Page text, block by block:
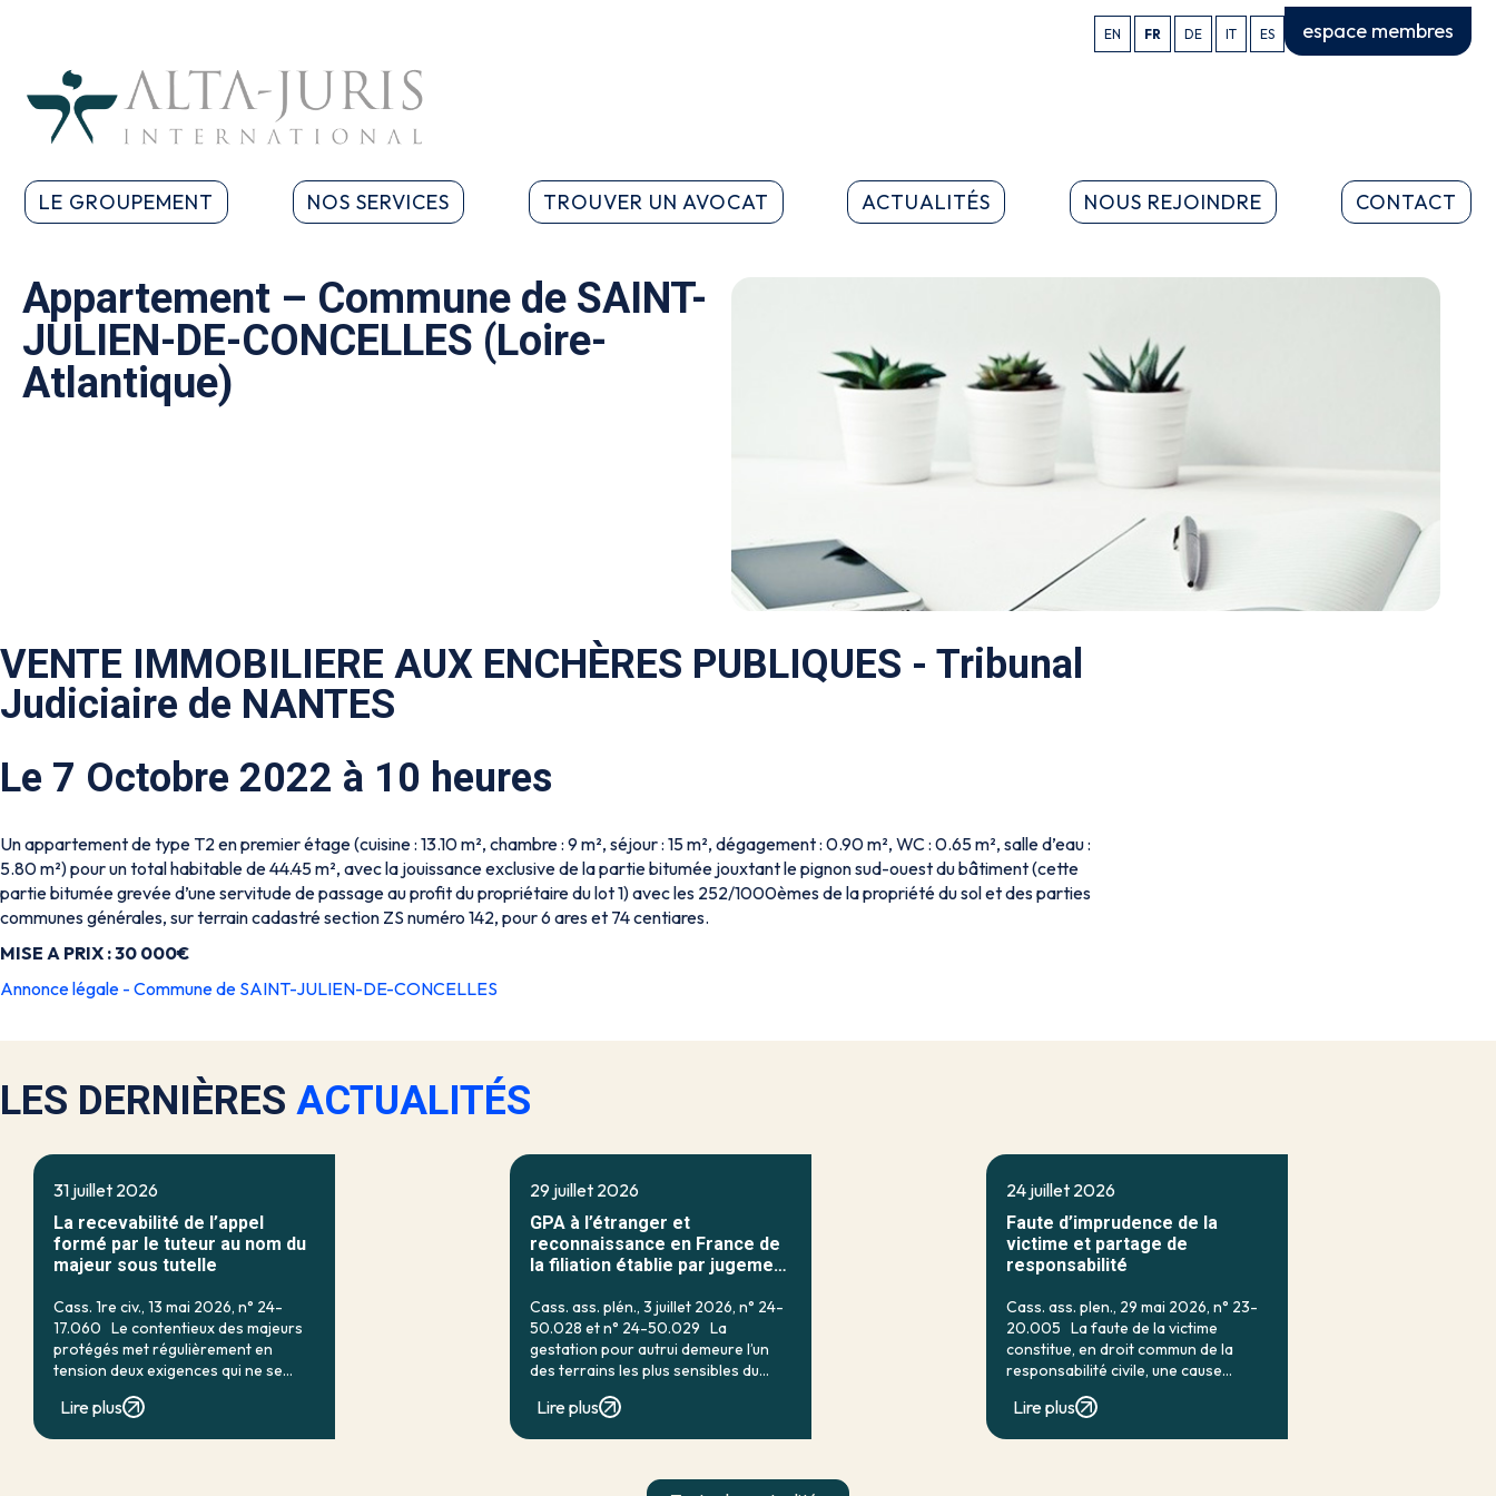
EN FR DE IT ES espace membres
LE GROUPEMENT NOS SERVICES TROUVER UN AVOCAT ACTUALITÉS NOUS REJOINDRE CONTACT
Appartement – Commune de SAINT-
JULIEN-DE-CONCELLES (Loire-
Atlantique)
VENTE IMMOBILIERE AUX ENCHÈRES PUBLIQUES - Tribunal
Judiciaire de NANTES
Le 7 Octobre 2022 à 10 heures
Un appartement de type T2 en premier étage (cuisine : 13.10 m², chambre : 9 m², séjour : 15 m², dégagement : 0.90 m², WC : 0.65 m², salle d’eau :
5.80 m²) pour un total habitable de 44.45 m², avec la jouissance exclusive de la partie bitumée jouxtant le pignon sud-ouest du bâtiment (cette
partie bitumée grevée d’une servitude de passage au profit du propriétaire du lot 1) avec les 252/1000èmes de la propriété du sol et des parties
communes générales, sur terrain cadastré section ZS numéro 142, pour 6 ares et 74 centiares.
MISE A PRIX : 30 000€
Annonce légale - Commune de SAINT-JULIEN-DE-CONCELLES
LES DERNIÈRES ACTUALITÉS
31 juillet 2026
La recevabilité de l’appel
formé par le tuteur au nom du
majeur sous tutelle
Cass. 1re civ., 13 mai 2026, n° 24-
17.060 Le contentieux des majeurs
protégés met régulièrement en
tension deux exigences qui ne se
côté, la nécessité d’assurer une
Lire plus
29 juillet 2026
GPA à l’étranger et
reconnaissance en France de
la filiation établie par jugement
Cass. ass. plén., 3 juillet 2026, n° 24-
50.028 et n° 24-50.029 La
gestation pour autrui demeure l’un
des terrains les plus sensibles du
en droit interne par l’article 16-7 du
Lire plus
24 juillet 2026
Faute d’imprudence de la
victime et partage de
responsabilité
Cass. ass. plen., 29 mai 2026, n° 23-
20.005 La faute de la victime
constitue, en droit commun de la
responsabilité civile, une cause
Lorsqu’elle a contribué à la
Lire plus